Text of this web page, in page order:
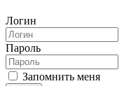
Логин
Пароль
Запомнить меня